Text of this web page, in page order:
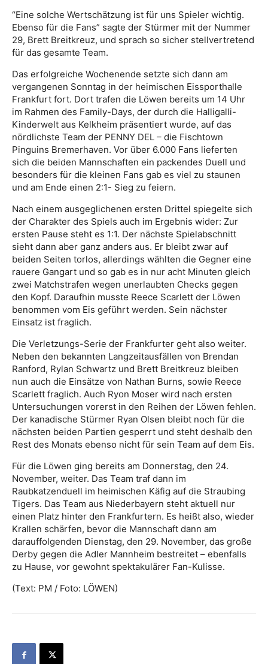
“Eine solche Wertschätzung ist für uns Spieler wichtig.
Ebenso für die Fans” sagte der Stürmer mit der Nummer
29, Brett Breitkreuz, und sprach so sicher stellvertretend
für das gesamte Team.
Das erfolgreiche Wochenende setzte sich dann am
vergangenen Sonntag in der heimischen Eissporthalle
Frankfurt fort. Dort trafen die Löwen bereits um 14 Uhr
im Rahmen des Family-Days, der durch die Halligalli-
Kinderwelt aus Kelkheim präsentiert wurde, auf das
nördlichste Team der PENNY DEL – die Fischtown
Pinguins Bremerhaven. Vor über 6.000 Fans lieferten
sich die beiden Mannschaften ein packendes Duell und
besonders für die kleinen Fans gab es viel zu staunen
und am Ende einen 2:1- Sieg zu feiern.
Nach einem ausgeglichenen ersten Drittel spiegelte sich
der Charakter des Spiels auch im Ergebnis wider: Zur
ersten Pause steht es 1:1. Der nächste Spielabschnitt
sieht dann aber ganz anders aus. Er bleibt zwar auf
beiden Seiten torlos, allerdings wählten die Gegner eine
rauere Gangart und so gab es in nur acht Minuten gleich
zwei Matchstrafen wegen unerlaubten Checks gegen
den Kopf. Daraufhin musste Reece Scarlett der Löwen
benommen vom Eis geführt werden. Sein nächster
Einsatz ist fraglich.
Die Verletzungs-Serie der Frankfurter geht also weiter.
Neben den bekannten Langzeitausfällen von Brendan
Ranford, Rylan Schwartz und Brett Breitkreuz bleiben
nun auch die Einsätze von Nathan Burns, sowie Reece
Scarlett fraglich. Auch Ryon Moser wird nach ersten
Untersuchungen vorerst in den Reihen der Löwen fehlen.
Der kanadische Stürmer Ryan Olsen bleibt noch für die
nächsten beiden Partien gesperrt und steht deshalb den
Rest des Monats ebenso nicht für sein Team auf dem Eis.
Für die Löwen ging bereits am Donnerstag, den 24.
November, weiter. Das Team traf dann im
Raubkatzenduell im heimischen Käfig auf die Straubing
Tigers. Das Team aus Niederbayern steht aktuell nur
einen Platz hinter den Frankfurtern. Es heißt also, wieder
Krallen schärfen, bevor die Mannschaft dann am
darauffolgenden Dienstag, den 29. November, das große
Derby gegen die Adler Mannheim bestreitet – ebenfalls
zu Hause, vor gewohnt spektakulärer Fan-Kulisse.
(Text: PM / Foto: LÖWEN)